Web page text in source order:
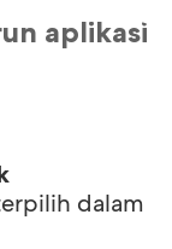
aplikasi
dalam